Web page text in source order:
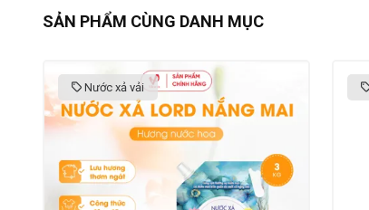
SẢN PHẨM CÙNG DANH MỤC
Nước xả vải